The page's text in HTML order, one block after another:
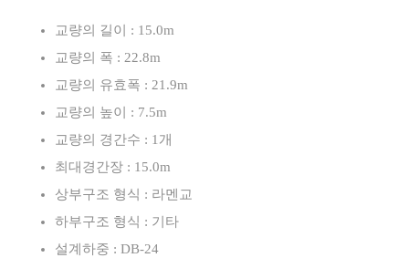
교량의 길이 : 15.0m
교량의 폭 : 22.8m
교량의 유효폭 : 21.9m
교량의 높이 : 7.5m
교량의 경간수 : 1개
최대경간장 : 15.0m
상부구조 형식 : 라멘교
하부구조 형식 : 기타
설계하중 : DB-24